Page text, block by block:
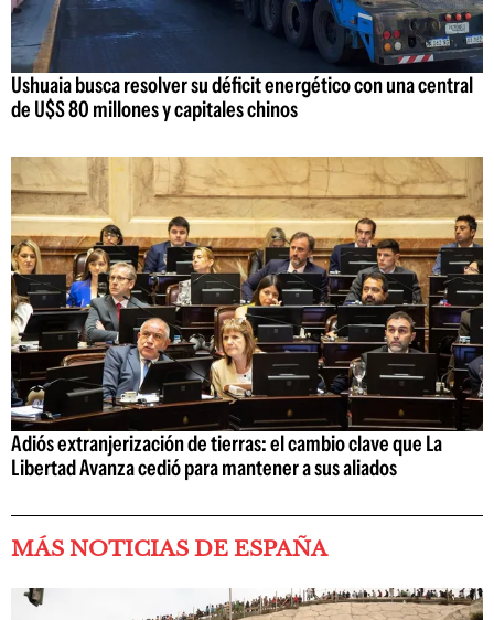
Ushuaia busca resolver su déficit energético con una central
de U$S 80 millones y capitales chinos
Adiós extranjerización de tierras: el cambio clave que La
Libertad Avanza cedió para mantener a sus aliados
MÁS NOTICIAS DE ESPAÑA